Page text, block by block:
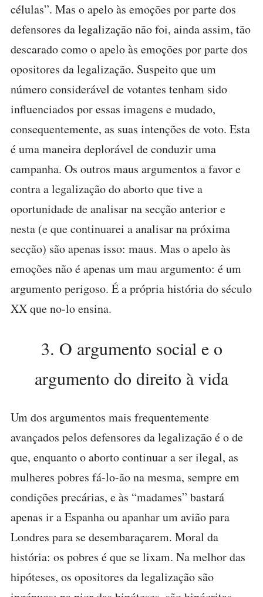
células”. Mas o apelo às emoções por parte dos
defensores da legalização não foi, ainda assim, tão
descarado como o apelo às emoções por parte dos
opositores da legalização. Suspeito que um
número considerável de votantes tenham sido
influenciados por essas imagens e mudado,
consequentemente, as suas intenções de voto. Esta
é uma maneira deplorável de conduzir uma
campanha. Os outros maus argumentos a favor e
contra a legalização do aborto que tive a
oportunidade de analisar na secção anterior e
nesta (e que continuarei a analisar na próxima
secção) são apenas isso: maus. Mas o apelo às
emoções não é apenas um mau argumento: é um
argumento perigoso. É a própria história do século
XX que no-lo ensina.
3. O argumento social e o
argumento do direito à vida
Um dos argumentos mais frequentemente
avançados pelos defensores da legalização é o de
que, enquanto o aborto continuar a ser ilegal, as
mulheres pobres fá-lo-ão na mesma, sempre em
condições precárias, e às “madames” bastará
apenas ir a Espanha ou apanhar um avião para
Londres para se desembaraçarem. Moral da
história: os pobres é que se lixam. Na melhor das
hipóteses, os opositores da legalização são